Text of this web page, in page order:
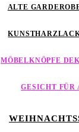
ALTE
MÖBELKNÖPFE
GESICHT FÜR